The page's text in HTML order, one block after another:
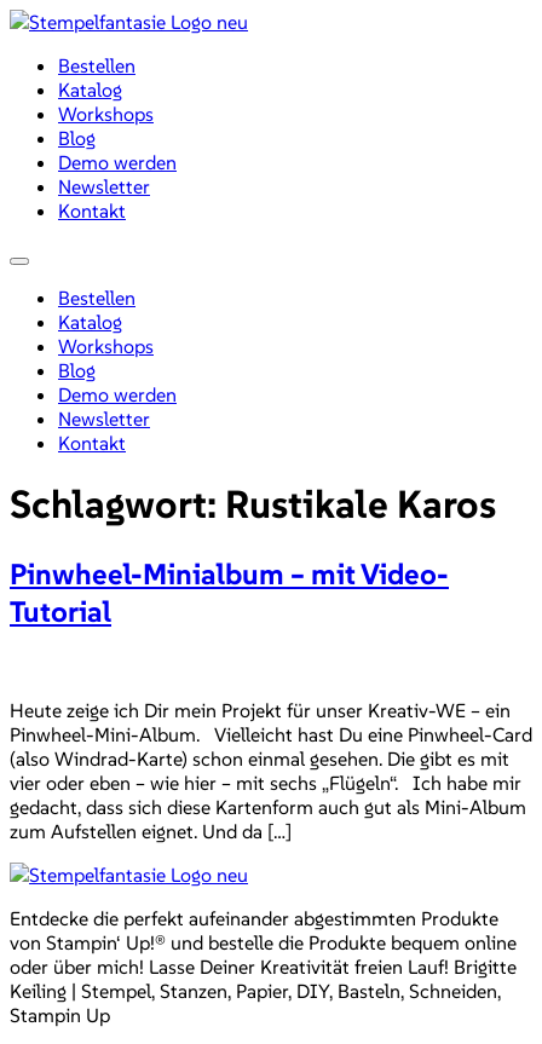
Zum
wechselnBestellen
Katalog
Workshops
Blog
Demo werden
Newsletter
Kontakt
Menü
Bestellen
Katalog
Workshops
Blog
Demo werden
Newsletter
Kontakt
Schlagwort: Rustikale Karos
Pinwheel-Minialbum – mit Video-
Tutorial
Heute zeige ich Dir mein Projekt für unser Kreativ-WE – ein
Pinwheel-Mini-Album. Vielleicht hast Du eine Pinwheel-Card
(also Windrad-Karte) schon einmal gesehen. Die gibt es mit
vier oder eben – wie hier – mit sechs „Flügeln“. Ich habe mir
gedacht, dass sich diese Kartenform auch gut als Mini-Album
zum Aufstellen eignet. Und da […]
Entdecke die perfekt aufeinander abgestimmten Produkte
von Stampin‘ Up!® und bestelle die Produkte bequem online
oder über mich! Lasse Deiner Kreativität freien Lauf! Brigitte
Keiling | Stempel, Stanzen, Papier, DIY, Basteln, Schneiden,
Stampin Up